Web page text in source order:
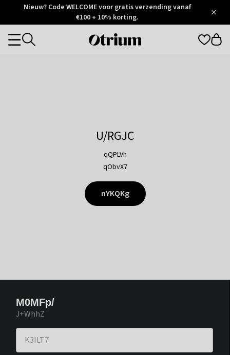
Otrium
Trustpilot
Nieuw? Code WELCOME voor gratis verzending vanaf
€100 + 10% korting.
Otrium
Categories
U/RGJC
qQPLVh
qObvX7
nYKQKg
M0MFp/
J+WhhZ